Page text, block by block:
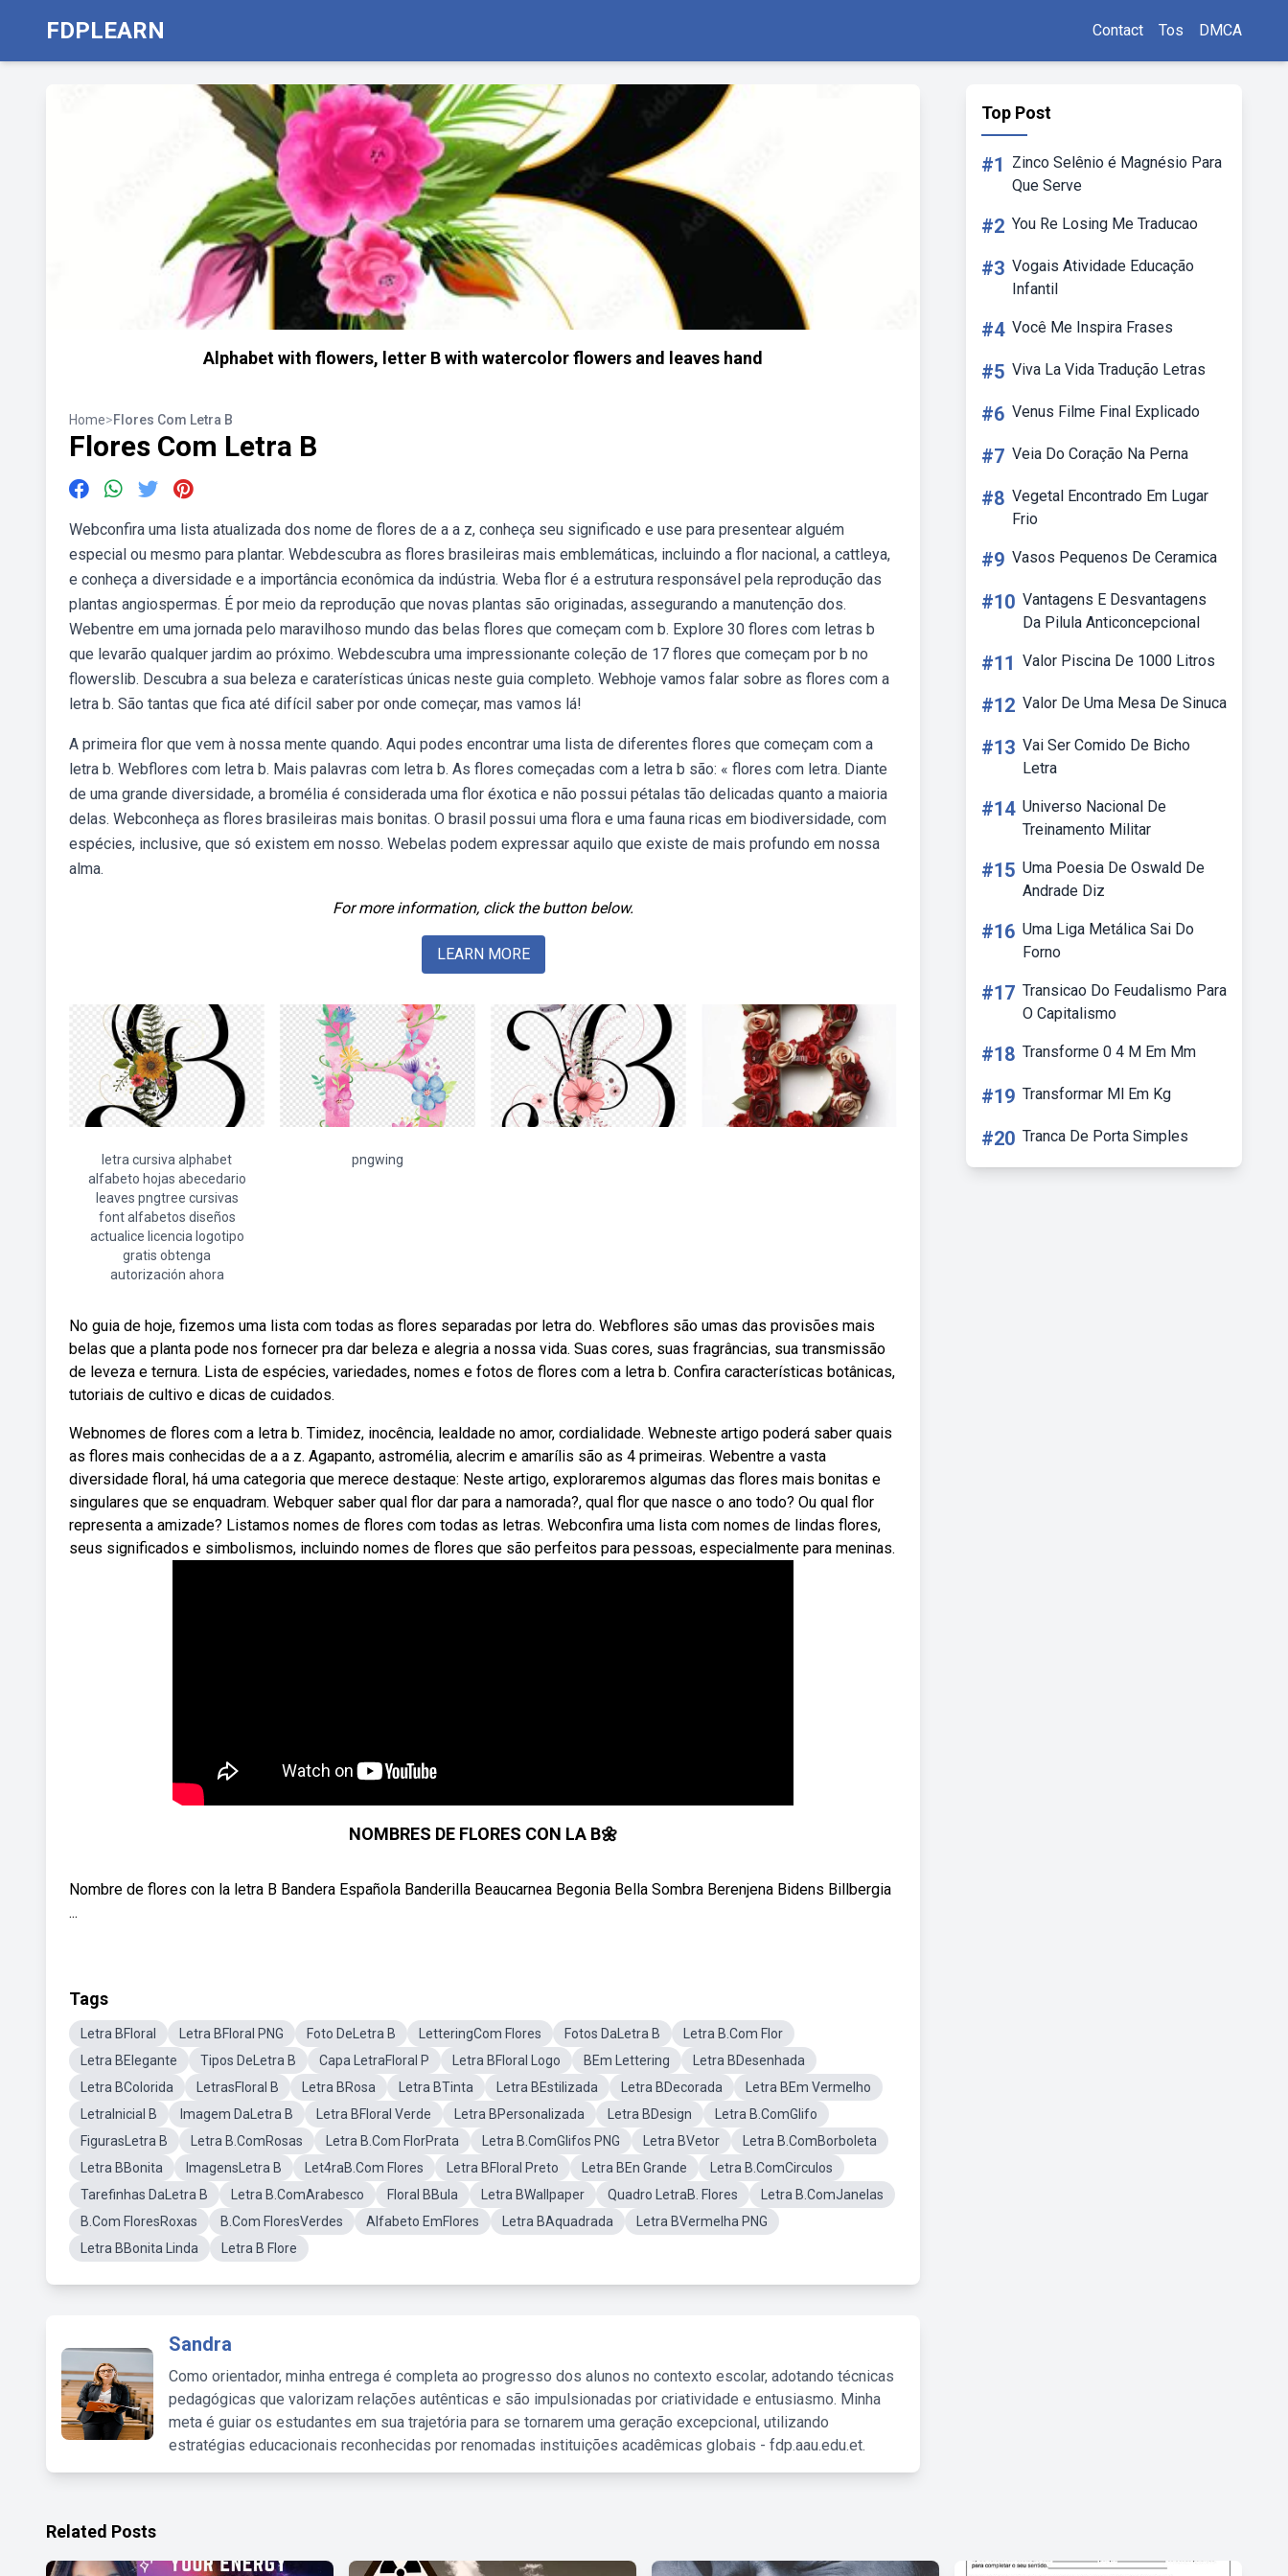
FDPLEARN Contact Tos DMCA
Alphabet with flowers, letter B with watercolor flowers and leaves hand
Home>Flores Com Letra B
Flores Com Letra B
Webconfira uma lista atualizada dos nome de flores de a a z, conheça seu significado e use para presentear alguém
especial ou mesmo para plantar. Webdescubra as flores brasileiras mais emblemáticas, incluindo a flor nacional, a cattleya,
e conheça a diversidade e a importância econômica da indústria. Weba flor é a estrutura responsável pela reprodução das
plantas angiospermas. É por meio da reprodução que novas plantas são originadas, assegurando a manutenção dos.
Webentre em uma jornada pelo maravilhoso mundo das belas flores que começam com b. Explore 30 flores com letras b
que levarão qualquer jardim ao próximo. Webdescubra uma impressionante coleção de 17 flores que começam por b no
flowerslib. Descubra a sua beleza e caraterísticas únicas neste guia completo. Webhoje vamos falar sobre as flores com a
letra b. São tantas que fica até difícil saber por onde começar, mas vamos lá!
A primeira flor que vem à nossa mente quando. Aqui podes encontrar uma lista de diferentes flores que começam com a
letra b. Webflores com letra b. Mais palavras com letra b. As flores começadas com a letra b são: « flores com letra. Diante
de uma grande diversidade, a bromélia é considerada uma flor éxotica e não possui pétalas tão delicadas quanto a maioria
delas. Webconheça as flores brasileiras mais bonitas. O brasil possui uma flora e uma fauna ricas em biodiversidade, com
espécies, inclusive, que só existem em nosso. Webelas podem expressar aquilo que existe de mais profundo em nossa
alma.
For more information, click the button below.
LEARN MORE
letra cursiva alphabet
alfabeto hojas abecedario
leaves pngtree cursivas
font alfabetos diseños
actualice licencia logotipo
gratis obtenga
autorización ahora
pngwing
No guia de hoje, fizemos uma lista com todas as flores separadas por letra do. Webflores são umas das provisões mais
belas que a planta pode nos fornecer pra dar beleza e alegria a nossa vida. Suas cores, suas fragrâncias, sua transmissão
de leveza e ternura. Lista de espécies, variedades, nomes e fotos de flores com a letra b. Confira características botânicas,
tutoriais de cultivo e dicas de cuidados.
Webnomes de flores com a letra b. Timidez, inocência, lealdade no amor, cordialidade. Webneste artigo poderá saber quais
as flores mais conhecidas de a a z. Agapanto, astromélia, alecrim e amarílis são as 4 primeiras. Webentre a vasta
diversidade floral, há uma categoria que merece destaque: Neste artigo, exploraremos algumas das flores mais bonitas e
singulares que se enquadram. Webquer saber qual flor dar para a namorada?, qual flor que nasce o ano todo? Ou qual flor
representa a amizade? Listamos nomes de flores com todas as letras. Webconfira uma lista com nomes de lindas flores,
seus significados e simbolismos, incluindo nomes de flores que são perfeitos para pessoas, especialmente para meninas.
NOMBRES DE FLORES CON LA B🌼
Nombre de flores con la letra B Bandera Española Banderilla Beaucarnea Begonia Bella Sombra Berenjena Bidens Billbergia
...
Tags
Letra BFloral Letra BFloral PNG Foto DeLetra B LetteringCom Flores Fotos DaLetra B
Letra B.Com Flor
Letra BElegante
Tipos DeLetra B Capa LetraFloral P Letra BFloral Logo BEm Lettering
Letra BDesenhada
Letra BColorida
LetrasFloral B Letra BRosa Letra BTinta Letra BEstilizada Letra BDecorada
Letra BEm Vermelho
LetraInicial B
Imagem DaLetra B Letra BFloral Verde Letra BPersonalizada Letra BDesign
Letra B.ComGlifo
FigurasLetra B
Letra B.ComRosas Letra B.Com FlorPrata Letra B.ComGlifos PNG Letra BVetor
Letra B.ComBorboleta
Letra BBonita
ImagensLetra B Let4raB.Com Flores Letra BFloral Preto Letra BEn Grande
Letra B.ComCirculos
Tarefinhas DaLetra B
Letra B.ComArabesco Floral BBula Letra BWallpaper Quadro LetraB. Flores
Letra B.ComJanelas
B.Com FloresRoxas
B.Com FloresVerdes Alfabeto EmFlores Letra BAquadrada
Letra BVermelha PNG
Letra BBonita Linda
Letra B Flore
Sandra
Como orientador, minha entrega é completa ao progresso dos alunos no contexto escolar, adotando técnicas
pedagógicas que valorizam relações autênticas e são impulsionadas por criatividade e entusiasmo. Minha
meta é guiar os estudantes em sua trajetória para se tornarem uma geração excepcional, utilizando
estratégias educacionais reconhecidas por renomadas instituições acadêmicas globais - fdp.aau.edu.et.
Top Post
#1
Zinco Selênio é Magnésio Para
Que Serve
#2 You Re Losing Me Traducao
#3 Vogais Atividade Educação
Infantil
#4 Você Me Inspira Frases
#5 Viva La Vida Tradução Letras
#6 Venus Filme Final Explicado
#7 Veia Do Coração Na Perna
#8 Vegetal Encontrado Em Lugar
Frio
#9 Vasos Pequenos De Ceramica
#10 Vantagens E Desvantagens
Da Pilula Anticoncepcional
#11 Valor Piscina De 1000 Litros
#12 Valor De Uma Mesa De Sinuca
#13 Vai Ser Comido De Bicho
Letra
#14 Universo Nacional De
Treinamento Militar
#15 Uma Poesia De Oswald De
Andrade Diz
#16 Uma Liga Metálica Sai Do
Forno
#17 Transicao Do Feudalismo Para
O Capitalismo
#18 Transforme 0 4 M Em Mm
#19 Transformar Ml Em Kg
#20 Tranca De Porta Simples
Related Posts